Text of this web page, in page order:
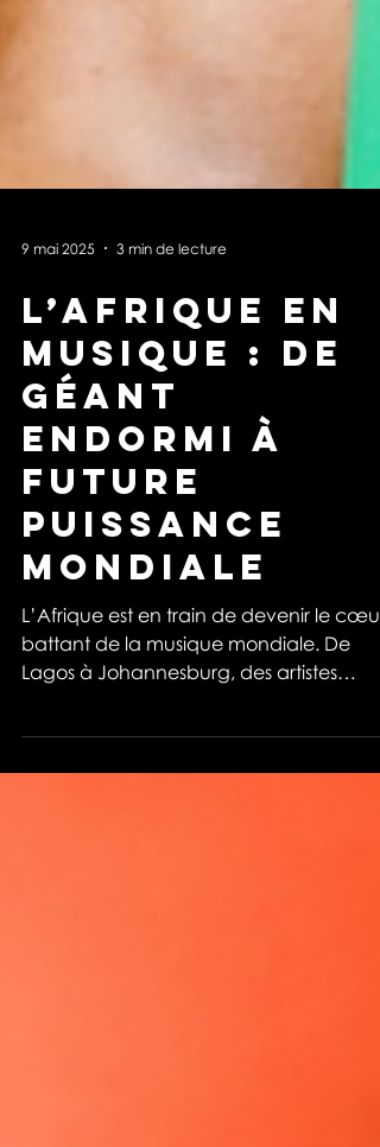
L’Afrique en
musique : de
géant
endormi à
future
puissance
mondiale
L’Afrique est en train de devenir le cœur
battant de la musique mondiale. De
comme Joeboy redéfinissent les
standards esthétiques, sonores et